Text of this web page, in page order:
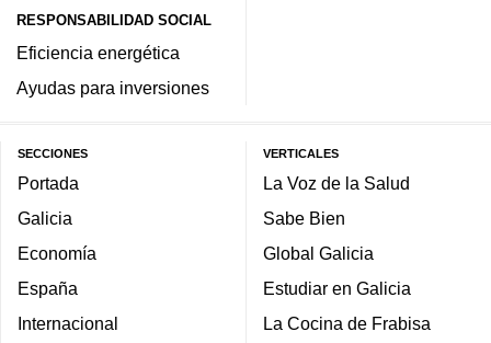
RESPONSABILIDAD SOCIAL
Eficiencia energética
Ayudas para inversiones
SECCIONES
Portada
Galicia
Economía
España
Internacional
VERTICALES
La Voz de la Salud
Sabe Bien
Global Galicia
Estudiar en Galicia
La Cocina de Frabisa